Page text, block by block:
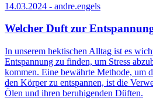
14.03.2024 - andre.engels
Welcher Duft zur
In unserem hektischen Alltag ist es
Entspannung zu finden, um Stress
kommen. Eine bewährte Methode, um
den Körper zu entspannen, ist die
Ölen und ihren beruhigenden Düften.